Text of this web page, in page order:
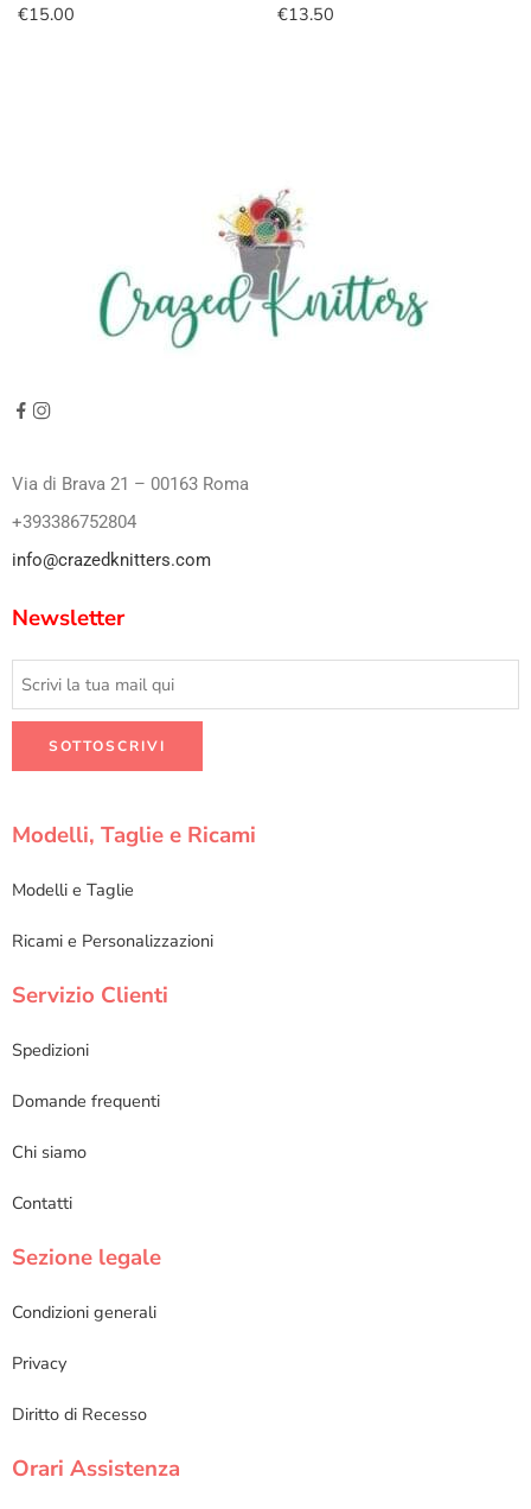
€15.00
€13.50
Via di Brava 21 – 00163 Roma
+393386752804
info@crazedknitters.com
Newsletter
Modelli, Taglie e Ricami
Modelli e Taglie
Ricami e Personalizzazioni
Servizio Clienti
Spedizioni
Domande frequenti
Chi siamo
Contatti
Sezione legale
Condizioni generali
Privacy
Diritto di Recesso
Orari Assistenza